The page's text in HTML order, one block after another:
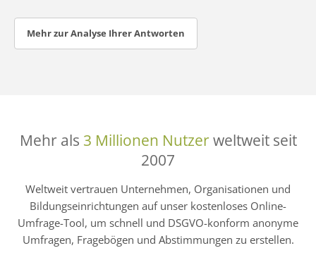
Mehr zur Analyse Ihrer Antworten
Mehr als 3 Millionen Nutzerweltweit seit
2007
Weltweit vertrauen Unternehmen, Organisationen und
Bildungseinrichtungen auf unser kostenloses Online-
Umfrage-Tool, um schnell und DSGVO-konform anonyme
Umfragen, Fragebögen und Abstimmungen zu erstellen.